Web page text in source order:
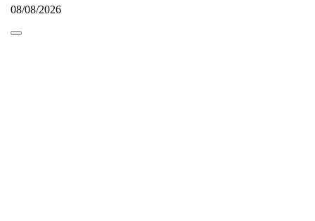
08/08/2026